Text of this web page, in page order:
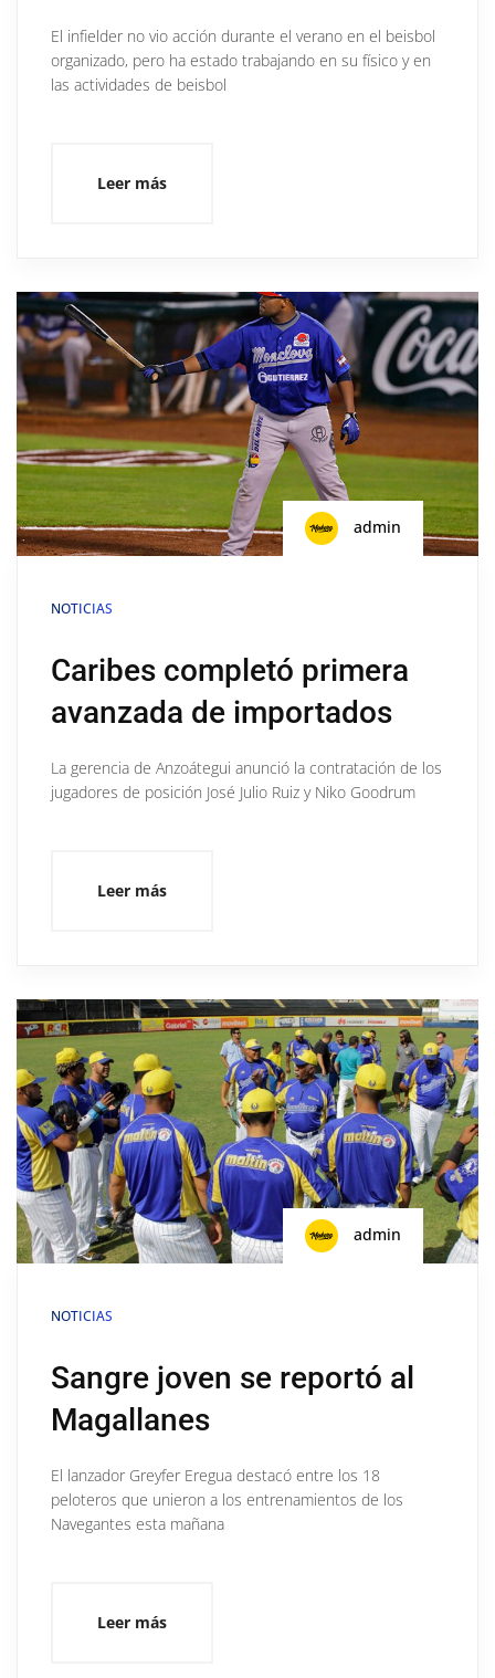
El infielder no vio acción durante el verano en el beisbol
organizado, pero ha estado trabajando en su físico y en
las actividades de beisbol
Leer más
admin
NOTICIAS
Caribes completó primera
avanzada de importados
La gerencia de Anzoátegui anunció la contratación de los
jugadores de posición José Julio Ruiz y Niko Goodrum
Leer más
admin
NOTICIAS
Sangre joven se reportó al
Magallanes
El lanzador Greyfer Eregua destacó entre los 18
peloteros que unieron a los entrenamientos de los
Navegantes esta mañana
Leer más